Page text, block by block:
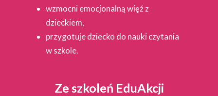
wzmocni emocjonalną więź z
dzieckiem,
przygotuje dziecko do nauki czytania
w szkole.
Ze szkoleń EduAkcji